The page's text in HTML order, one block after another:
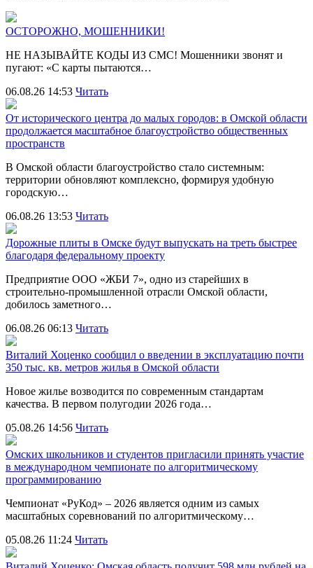
ОСТОРОЖНО, МОШЕННИКИ!
НЕ НАЗЫВАЙТЕ КОДЫ ИЗ СМС! Мошенники звонят и
пугают: «С карты пытаются…
06.08.26 14:53 Читать
От исторического центра до малых городов: в Омской области
продолжается масштабное благоустройство общественных
пространств
В Омской области благоустройство стало системным:
территории обновляют комплексно, формируя удобную
городскую…
06.08.26 13:53 Читать
Дорожные плиты в Омске будут выпускать на треть быстрее
благодаря федеральному проекту
Предприятие ООО «ЖБИ 7», одно из старейших в
строительно‑промышленной отрасли Омской области,
добилось заметного…
06.08.26 06:13 Читать
Виталий Хоценко сообщил о введении в эксплуатацию почти
350 тыс. кв. метров жилья в Омской области
Новое жилье возводится по современным стандартам
качества. В первом полугодии 2026 года…
05.08.26 14:56 Читать
Омских школьников и студентов пригласили принять участие
в международном чемпионате по алгоритмическому
программированию
Чемпионат «РуКод» – 2026 является одним из самых
масштабных соревнований по алгоритмическому…
05.08.26 11:24 Читать